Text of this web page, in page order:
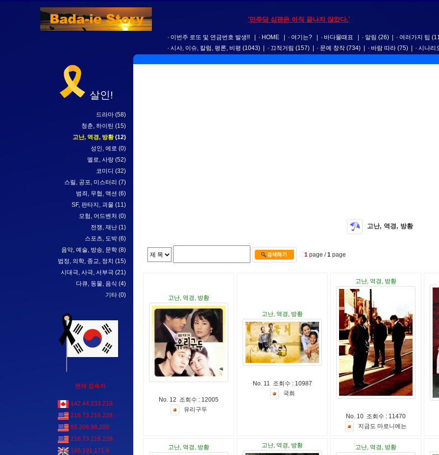
'민주당 심판은 아직 끝나지 않았다.'
이번주 로또 및 연금번호 발생!! HOME 여기는? 바다물때표 알림 (26) 여러가지 팁
시사, 이슈, 칼럼, 평론, 비평 (1043) 끄적거림 (157) 문예 창작 (734) 바람 따라 (75) 시나리
살인!
드라마 (58)
청춘, 하이틴 (15)
고난, 역경, 방황 (12)
성인, 에로 (0)
멜로, 사랑 (52)
코미디 (32)
스릴, 공포, 미스터리 (7)
범죄, 무협, 액션 (6)
SF, 판타지, 괴물 (11)
모험, 어드벤처 (0)
전쟁, 재난 (1)
스포츠, 도박 (6)
음악, 예술, 방송, 문학 (8)
법정, 의학, 종교, 정치 (15)
시대극, 사극, 서부극 (21)
다큐, 동물, 음식 (4)
기타 (0)
현재 접속자
142.44.233.218
216.73.216.228
85.208.96.200
216.73.216.228
185.191.171.9
고난, 역경, 방황
1 page /1 page
고난, 역경, 방황
No. 12 조회수 : 12005
유리 구두
고난, 역경, 방황
No. 11 조회수 : 10987
국희
고난, 역경, 방황
No. 10 조회수 : 11470
지 금도 마로니 에 는
고난, 역경, 방황 고난, 역경, 방황 고난, 역경, 방황